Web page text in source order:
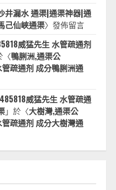
井漏水 通渠|通渠神器|通
己仙峽通渠〉發佈留言
威猛先生 水管疏通剂
〈鴨脷洲,通渠公
疏通剂 成分鴨脷洲通
威猛先生 水管疏通
」於〈大樹灣,通渠公
疏通剂 成分大樹灣通